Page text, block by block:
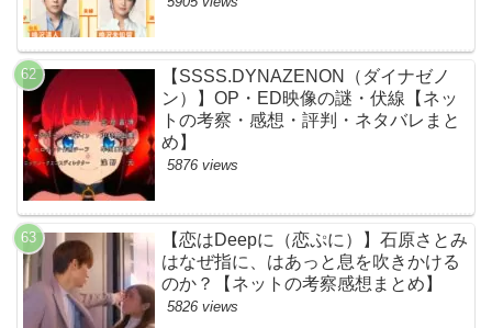
【SSSS.DYNAZENON（ダイナゼノ
ン）】OP・ED映像の謎・伏線【ネッ
トの考察・感想・評判・ネタバレまと
め】
5876 views
【恋はDeepに（恋ぷに）】石原さとみ
はなぜ指に、はあっと息を吹きかける
のか？【ネットの考察感想まとめ】
5826 views